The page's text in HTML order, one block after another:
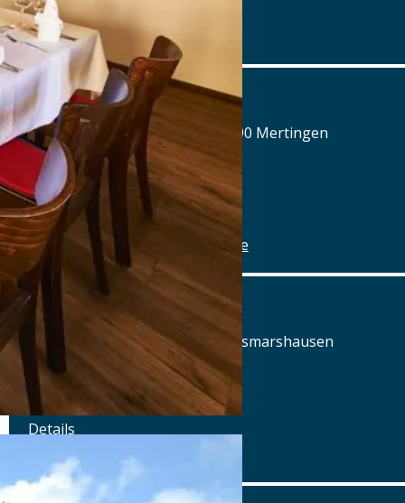
Details
www.airbraeu.de
Alte Brauerei Mertingen
Hilaria-Lechner-Straße 21, 86690 Mertingen
Tel.: Tel.: 09078-912320
Details
www.alte-brauerei-mertingen.de
Alte Posthalterei
Augsburger Straße 2, 86441 Zusmarshausen
Tel.: Tel.: 08291-858220
Details
www.posthalterei.com